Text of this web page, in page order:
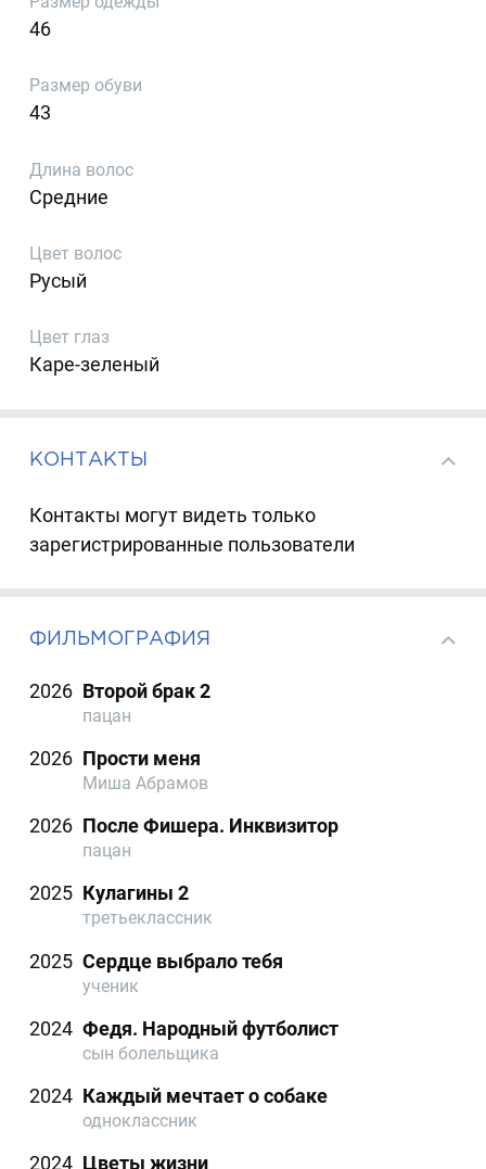
46
Размер обуви
43
Длина волос
Средние
Цвет волос
Русый
Цвет глаз
Каре-зеленый
КОНТАКТЫ
Контакты могут видеть только
зарегистрированные пользователи
ФИЛЬМОГРАФИЯ
2026 Второй брак 2
пацан
2026 Прости меня
Миша Абрамов
2026 После Фишера. Инквизитор
пацан
2025 Кулагины 2
третьеклассник
2025 Сердце выбрало тебя
ученик
2024 Федя. Народный футболист
сын болельщика
2024 Каждый мечтает о собаке
одноклассник
2024 Цветы жизни